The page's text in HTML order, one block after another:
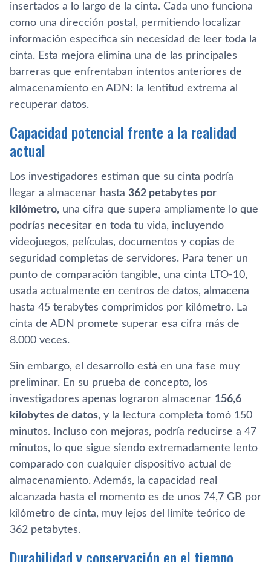
insertados a lo largo de la cinta. Cada uno funciona
como una dirección postal, permitiendo localizar
información específica sin necesidad de leer toda la
cinta. Esta mejora elimina una de las principales
barreras que enfrentaban intentos anteriores de
almacenamiento en ADN: la lentitud extrema al
recuperar datos.
Capacidad potencial frente a la realidad
actual
Los investigadores estiman que su cinta podría
llegar a almacenar hasta 362 petabytes por
kilómetro, una cifra que supera ampliamente lo que
podrías necesitar en toda tu vida, incluyendo
videojuegos, películas, documentos y copias de
seguridad completas de servidores. Para tener un
punto de comparación tangible, una cinta LTO-10,
usada actualmente en centros de datos, almacena
hasta 45 terabytes comprimidos por kilómetro. La
cinta de ADN promete superar esa cifra más de
8.000 veces.
Sin embargo, el desarrollo está en una fase muy
preliminar. En su prueba de concepto, los
investigadores apenas lograron almacenar 156,6
kilobytes de datos, y la lectura completa tomó 150
minutos. Incluso con mejoras, podría reducirse a 47
minutos, lo que sigue siendo extremadamente lento
comparado con cualquier dispositivo actual de
almacenamiento. Además, la capacidad real
alcanzada hasta el momento es de unos 74,7 GB por
kilómetro de cinta, muy lejos del límite teórico de
362 petabytes.
Durabilidad y conservación en el tiempo